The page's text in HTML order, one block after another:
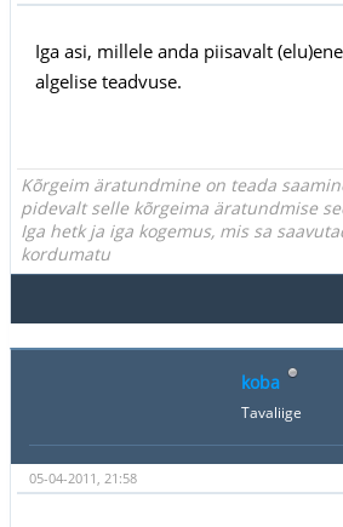
Iga asi, millele anda piisavalt
algelise teadvuse.
Kõrgeim äratundmine on teada
pidevalt selle kõrgeima äratundmise
Iga hetk ja iga kogemus, mis sa
kordumatu
koba
Tavaliige
05-04-2011, 21:58